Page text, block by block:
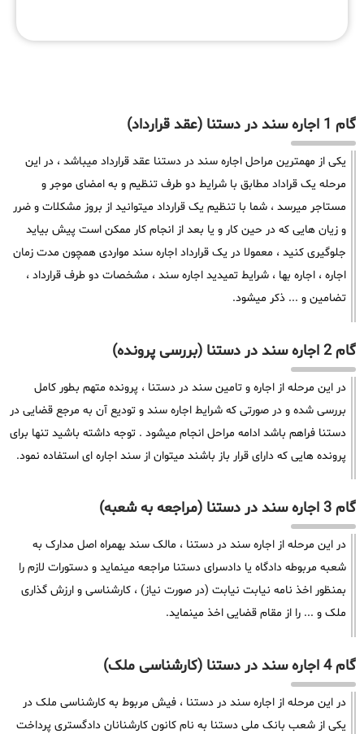
گام 1 اجاره سند در دستنا (عقد قرارداد)
یکی از مهمترین مراحل اجاره سند در دستنا عقد قرارداد میباشد ، در این
مرحله یک قراداد مطابق با شرایط دو طرف تنظیم و به امضای موجر و
مستاجر میرسد ، شما با تنظیم یک قرارداد میتوانید از بروز مشکلات و ضرر
و زیان هایی که در حین کار و یا بعد از انجام کار ممکن است پیش بیاید
جلوگیری کنید ، معمولا در یک قرارداد اجاره سند مواردی همچون مدت زمان
اجاره ، اجاره بها ، شرایط تمیدید اجاره سند ، مشخصات دو طرف قرارداد ،
تضامین و ... ذکر میشود.
گام 2 اجاره سند در دستنا (بررسی پرونده)
در این مرحله از اجاره و تامین سند در دستنا ، پرونده متهم بطور کامل
بررسی شده و در صورتی که شرایط اجاره سند و تودیع آن به مرجع قضایی در
دستنا فراهم باشد ادامه مراحل انجام میشود . توجه داشته باشید تنها برای
پرونده هایی که دارای قرار باز باشند میتوان از سند اجاره ای استفاده نمود.
گام 3 اجاره سند در دستنا (مراجعه به شعبه)
در این مرحله از اجاره سند در دستنا ، مالک سند بهمراه اصل مدارک به
شعبه مربوطه دادگاه یا دادسرای دستنا مراجعه مینماید و دستورات لازم را
بمنظور اخذ نامه نیابت نیابت (در صورت نیاز) ، کارشناسی و ارزش گذاری
ملک و ... را از مقام قضایی اخذ مینماید.
گام 4 اجاره سند در دستنا (کارشناسی ملک)
در این مرحله از اجاره سند در دستنا ، فیش مربوط به کارشناسی ملک در
یکی از شعب بانک ملی دستنا به نام کانون کارشنانان دادگستری پرداخت